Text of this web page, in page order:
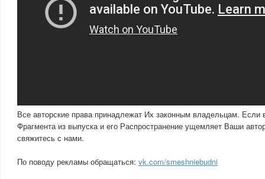
Все авторские права принадлежат Их законным владельцам. Если
Фрагмента из выпуска и его Распространение ущемляет Ваши
свяжитесь с нами.
По поводу рекламы обращаться: vk.com/smeshniebudni